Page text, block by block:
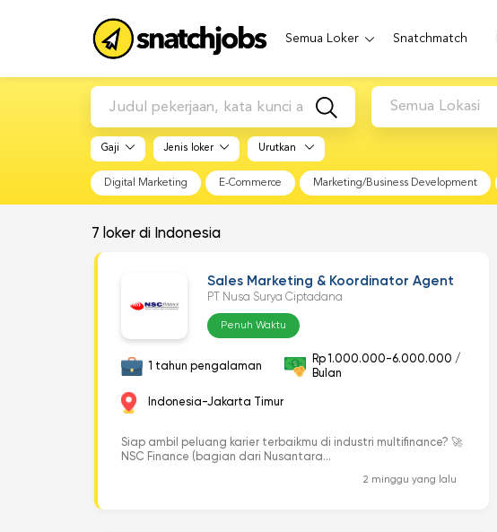
Semua Loker Snatchmatch
Semua Lokasi
Gaji Jenis loker Urutkan
Digital Marketing E-Commerce Marketing/Business Development
7 loker di Indonesia
Sales Marketing & Koordinator Agent
PT Nusa Surya Ciptadana
Penuh Waktu
1 tahun pengalaman
Rp 1.000.000-6.000.000 /
Bulan
Indonesia-Jakarta Timur
Siap ambil peluang karier terbaikmu di industri multifinance? 🚀
NSC Finance (bagian dari Nusantara...
2 minggu yang lalu